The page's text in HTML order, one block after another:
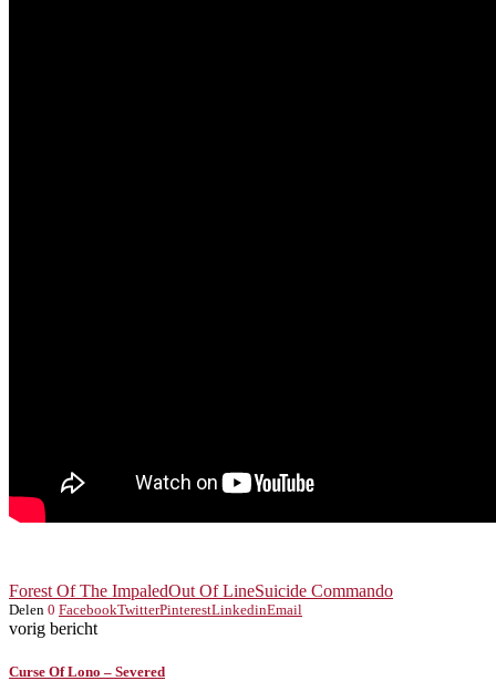
Forest Of The ImpaledOut Of LineSuicide Commando
Delen 0 FacebookTwitterPinterestLinkedinEmail
vorig bericht
Curse Of Lono – Severed